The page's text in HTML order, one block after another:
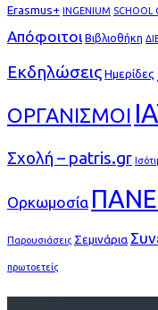
Erasmus+ INGENIUM SCHOOL
Απόφοιτοι Βιβλιοθήκη
ΕκδηλώσειςΗμερίδες
ΟΡΓΑΝΙΣΜΟΙ
Σχολή – patris.gr
Ορκωμοσία
Παρουσιάσεις Σεμινάρια
πρωτοετείς